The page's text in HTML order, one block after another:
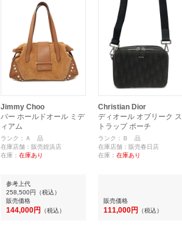
Jimmy Choo
バー ホールドオール ミデ
ィアム
ランク：Ａ 品
在庫店舗：販売姪浜店
在庫： 在庫あり
参考上代
258,500円 （税込）
販売価格
144,000円 （税込）
Christian Dior
ディオール オブリーク ス
トラップ ポーチ
ランク：Ｂ 品
在庫店舗：販売春日店
在庫： 在庫あり
販売価格
111,000円 （税込）